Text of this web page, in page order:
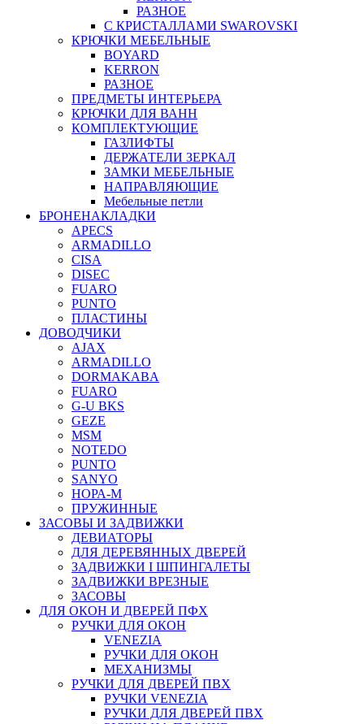
РАЗНОЕ
С КРИСТАЛЛАМИ SWAROVSKI
КРЮЧКИ МЕБЕЛЬНЫЕ
BOYARD
KERRON
РАЗНОЕ
ПРЕДМЕТЫ ИНТЕРЬЕРА
КРЮЧКИ ДЛЯ ВАНН
КОМПЛЕКТУЮЩИЕ
ГАЗЛИФТЫ
ДЕРЖАТЕЛИ ЗЕРКАЛ
ЗАМКИ МЕБЕЛЬНЫЕ
НАПРАВЛЯЮЩИЕ
Мебельные петли
БРОНЕНАКЛАДКИ
APECS
ARMADILLO
CISA
DISEC
FUARO
PUNTO
ПЛАСТИНЫ
ДОВОДЧИКИ
AJAX
ARMADILLO
DORMAKABA
FUARO
G-U BKS
GEZE
MSM
NOTEDO
PUNTO
SANYO
НОРА-М
ПРУЖИННЫЕ
ЗАСОВЫ И ЗАДВИЖКИ
ДЕВИАТОРЫ
ДЛЯ ДЕРЕВЯННЫХ ДВЕРЕЙ
ЗАДВИЖКИ I ШПИНГАЛЕТЫ
ЗАДВИЖКИ ВРЕЗНЫЕ
ЗАСОВЫ
ДЛЯ ОКОН И ДВЕРЕЙ ПФХ
РУЧКИ ДЛЯ ОКОН
VENEZIA
РУЧКИ ДЛЯ ОКОН
МЕХАНИЗМЫ
РУЧКИ ДЛЯ ДВЕРЕЙ ПВХ
РУЧКИ VENEZIA
РУЧКИ ДЛЯ ДВЕРЕЙ ПВХ